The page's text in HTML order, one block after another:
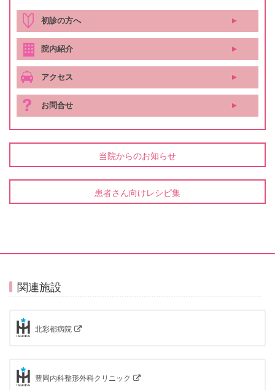
初診の方へ
院内紹介
アクセス
お問合せ
当院からのお知らせ
患者さん向けレシピ集
関連施設
北彩都病院
豊岡内科整形外科クリニック